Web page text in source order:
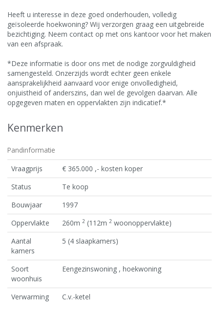
Heeft u interesse in deze goed onderhouden, volledig
geïsoleerde hoekwoning? Wij verzorgen graag een uitgebreide
bezichtiging. Neem contact op met ons kantoor voor het maken
van een afspraak.
*Deze informatie is door ons met de nodige zorgvuldigheid
samengesteld. Onzerzijds wordt echter geen enkele
aansprakelijkheid aanvaard voor enige onvolledigheid,
onjuistheid of anderszins, dan wel de gevolgen daarvan. Alle
opgegeven maten en oppervlakten zijn indicatief.*
Kenmerken
Pandinformatie
Vraagprijs
€ 365.000 ,- kosten koper
Status
Te koop
Bouwjaar
1997
Oppervlakte
260m 2 (112m 2 woonoppervlakte)
Aantal
kamers
5 (4 slaapkamers)
Soort
woonhuis
Eengezinswoning , hoekwoning
Verwarming C.v.-ketel